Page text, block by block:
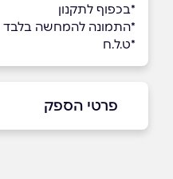
*בכפוף לתקנון
*התמונה להמחשה בלבד
*ט.ל.ח
פרטי הספק